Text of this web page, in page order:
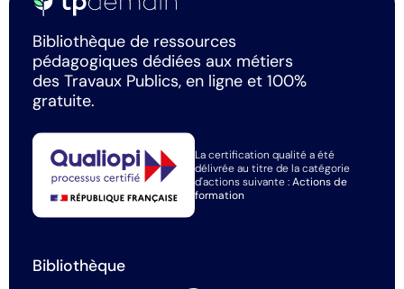
Bibliothèque de ressources
pédagogiques dédiées aux métiers
des Travaux Publics, en ligne et 100%
gratuite.
La certification qualité a été
délivrée au titre de la catégorie
d'actions suivante :Actions de
formation
Bibliothèque